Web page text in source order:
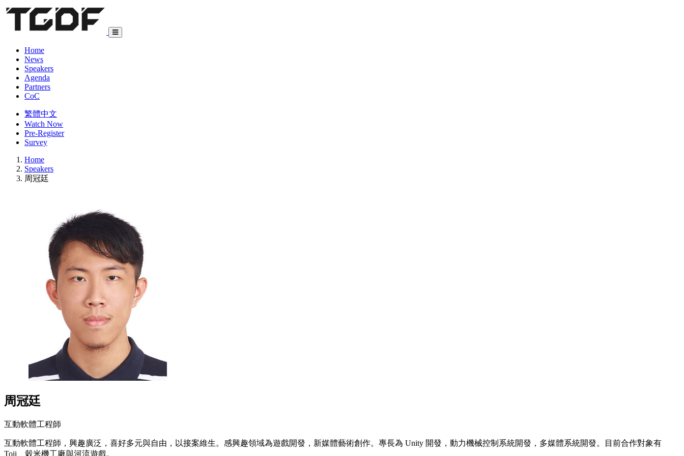
Home
News
Speakers
Agenda
Partners
CoC
繁體中文
Watch Now
Pre-Register
Survey
Home
Speakers
周冠廷
周冠廷
互動軟體工程師
互動軟體工程師，興趣廣泛，喜好多元與自由，以接案維生。感興趣領域為遊戲開發，新媒體藝術創作。專長為 Unity 開發，動力機械控制系統開發，多媒體系統開發。目前合作對象有
Toii、穀米機工廠與河流遊戲。